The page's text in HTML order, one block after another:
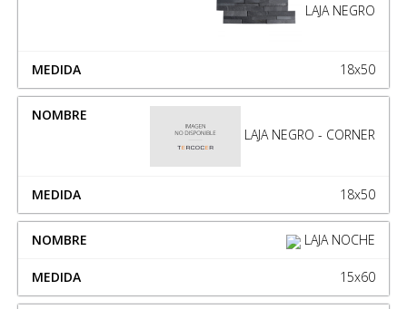
LAJA NEGRO
18x50
LAJA NEGRO - CORNER
18x50
LAJA NOCHE
15x60